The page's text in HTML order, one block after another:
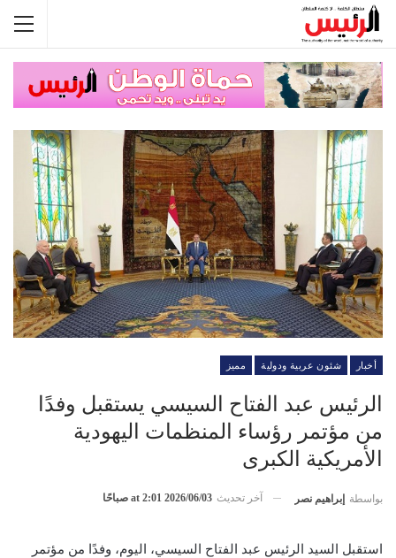
أخبار شئون عربية ودولية مميز
الرئيس عبد الفتاح السيسي يستقبل وفدًا
من مؤتمر رؤساء المنظمات اليهودية
الأمريكية الكبرى
بواسطة إبراهيم نصر آخر تحديث 2026/06/03 at 2:01 صباحًا
استقبل السيد الرئيس عبد الفتاح السيسي، اليوم، وفدًا من مؤتمر